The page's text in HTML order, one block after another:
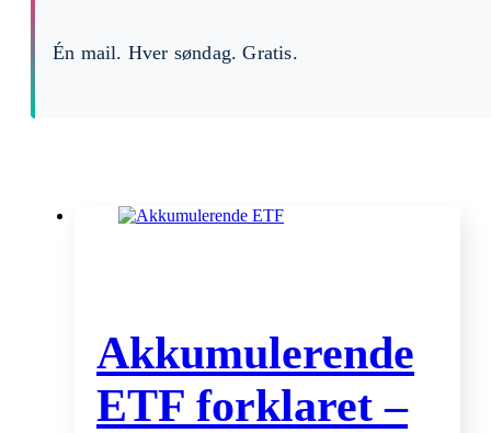
Én mail. Hver søndag. Gratis.
Akkumulerende
ETF forklaret –